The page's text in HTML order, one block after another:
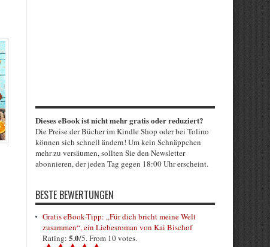
Dieses eBook ist nicht mehr gratis oder reduziert?
Die Preise der Bücher im Kindle Shop oder bei Tolino
können sich schnell ändern! Um kein Schnäppchen
mehr zu versäumen, sollten Sie den Newsletter
abonnieren, der jeden Tag gegen 18:00 Uhr erscheint.
BESTE BEWERTUNGEN
Gratis eBook-Tipp: „Für dich bricht meine Welt
zusammen“, ein Liebesroman von Kai Bischof
Rating: 5.0/5. From 10 votes.